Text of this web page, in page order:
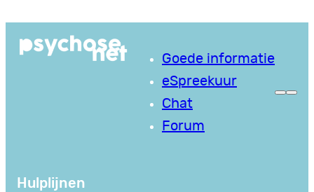
naar
Goede informatie
eSpreekuur
Chat
Forum
Hulplijnen